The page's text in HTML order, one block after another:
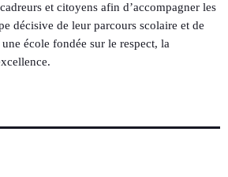
et citoyens afin d’accompagner les
décisive de leur parcours scolaire et de
école fondée sur le respect, la